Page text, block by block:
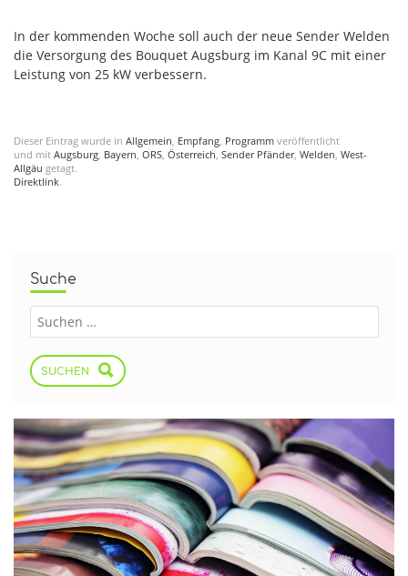
In der kommenden Woche soll auch der neue Sender Welden
die Versorgung des Bouquet Augsburg im Kanal 9C mit einer
Leistung von 25 kW verbessern.
Dieser Eintrag wurde in Allgemein, Empfang, Programm veröffentlicht
und mit Augsburg, Bayern, ORS, Österreich, Sender Pfänder, Welden, West-
Allgäu getagt.
Direktlink.
Suche
SUCHEN